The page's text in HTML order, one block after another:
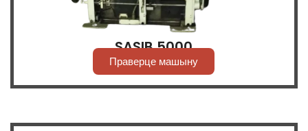
SASIB 5000
Праверце машыну